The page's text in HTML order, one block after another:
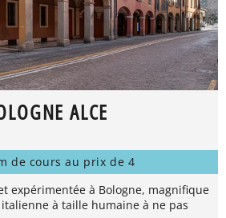
ALCE
de cours au prix de 4
expérimentée à Bologne, magnifique
à taille humaine à ne pas